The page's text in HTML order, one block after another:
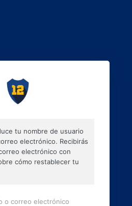
tu nombre de usuario
electrónico. Recibirás
electrónico con
cómo restablecer tu
o correo electrónico